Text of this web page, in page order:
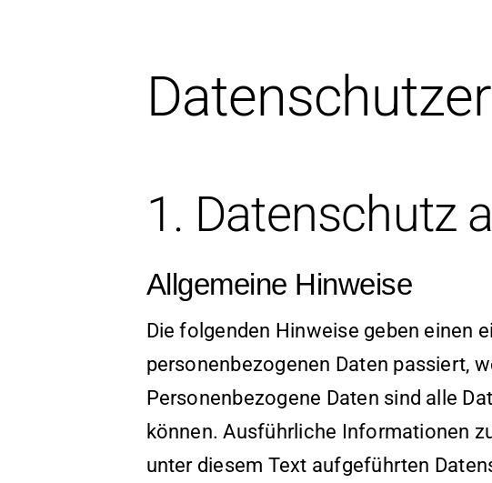
1. Datenschutz
Allgemeine Hinweise
Die folgenden Hinweise geben einen
personenbezogenen Daten passiert,
Personenbezogene Daten sind alle
können. Ausführliche Informationen
unter diesem Text aufgeführten